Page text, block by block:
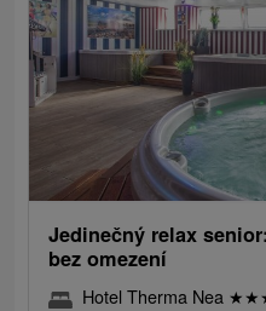
Jedinečný relax
bez omezení
Hotel Therma Nea ★★